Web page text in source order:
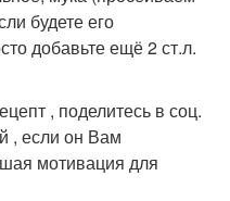
будете его
добавьте ещё 2 ст.л.
, поделитесь в соц.
, если он Вам
мотивация для